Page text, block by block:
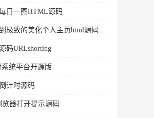
日一图HTML源码
极致的美化个人主页html源码
码URLshorting
系统平台开源版
计时源码
览器打开提示源码